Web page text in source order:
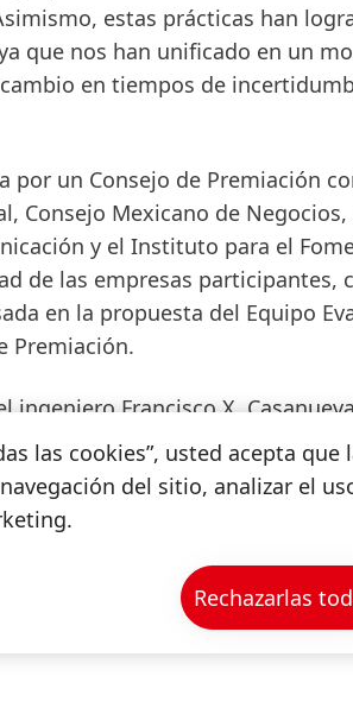
estas prácticas han
que nos han unificado en un
en tiempos de
por un Consejo de Premiación
Consejo Mexicano de Negocios,
y el Instituto para el
de las empresas participantes,
en la propuesta del Equipo
Premiación.
ingeniero Francisco X.
comentó: "Cuando el caos
mientras estemos ocupados
señaló que: "Las
habilidades o talentos
manifiestan, esas
las cookies”, usted acepta
del sitio, analizar el
Rechazarlas